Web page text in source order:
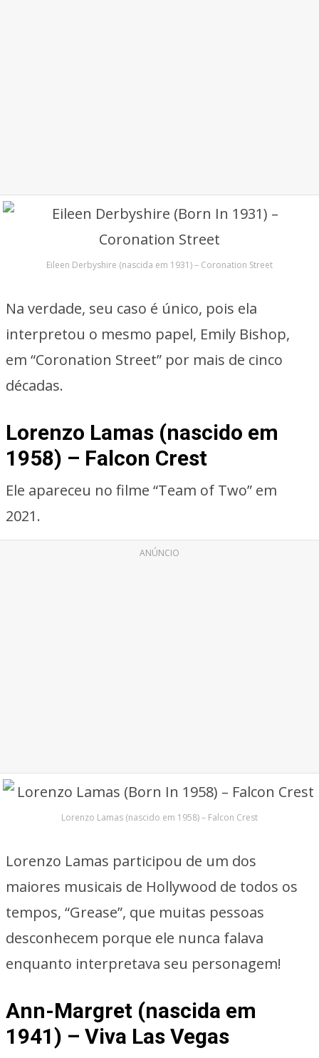
Eileen Derbyshire (nascida em 1931) – Coronation Street
Na verdade, seu caso é único, pois ela
interpretou o mesmo papel, Emily Bishop,
em “Coronation Street” por mais de cinco
décadas.
Lorenzo Lamas (nascido em
1958) – Falcon Crest
Ele apareceu no filme “Team of Two” em
2021.
ANÚNCIO
Lorenzo Lamas (nascido em 1958) – Falcon Crest
Lorenzo Lamas participou de um dos
maiores musicais de Hollywood de todos os
tempos, “Grease”, que muitas pessoas
desconhecem porque ele nunca falava
enquanto interpretava seu personagem!
Ann-Margret (nascida em
1941) – Viva Las Vegas